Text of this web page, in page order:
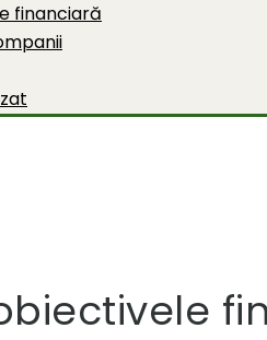
financiară